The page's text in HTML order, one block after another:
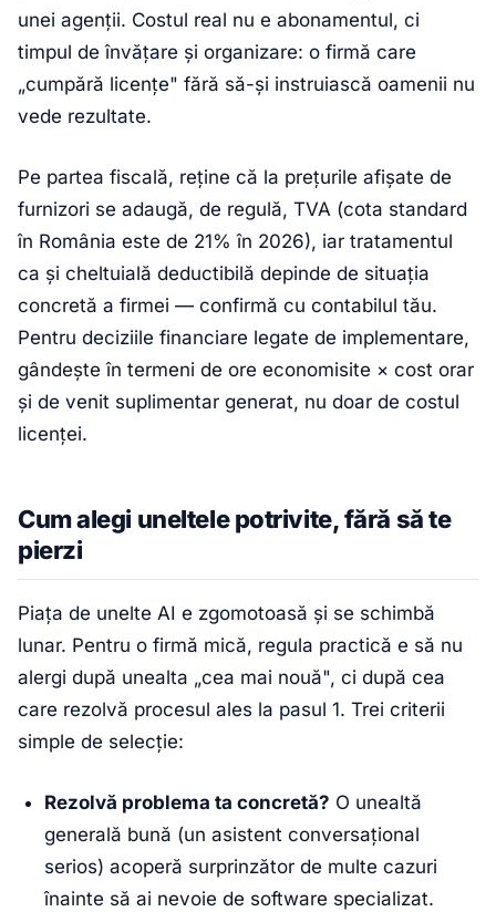
unei agenții. Costul real nu e abonamentul, ci
timpul de învățare și organizare: o firmă care
„cumpără licențe" fără să-și instruiască oamenii nu
vede rezultate.
Pe partea fiscală, reține că la prețurile afișate de
furnizori se adaugă, de regulă, TVA (cota standard
în România este de 21% în 2026), iar tratamentul
ca și cheltuială deductibilă depinde de situația
concretă a firmei — confirmă cu contabilul tău.
Pentru deciziile financiare legate de implementare,
gândește în termeni de ore economisite × cost orar
și de venit suplimentar generat, nu doar de costul
licenței.
Cum alegi uneltele potrivite, fără să te
pierzi
Piața de unelte AI e zgomotoasă și se schimbă
lunar. Pentru o firmă mică, regula practică e să nu
alergi după unealta „cea mai nouă", ci după cea
care rezolvă procesul ales la pasul 1. Trei criterii
simple de selecție:
Rezolvă problema ta concretă? O unealtă
generală bună (un asistent conversațional
serios) acoperă surprinzător de multe cazuri
înainte să ai nevoie de software specializat.